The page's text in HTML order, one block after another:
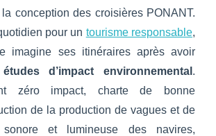
conception des croisières PONANT.
pour un tourisme responsable,
imagine ses itinéraires après avoir
études d’impact environnemental .
zéro impact, charte de bonne
de la production de vagues et de
et lumineuse des navires,